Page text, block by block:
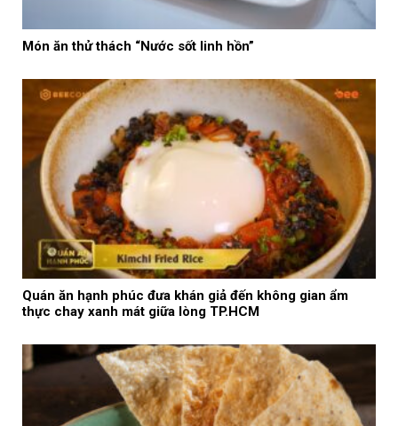
Món ăn thử thách “Nước sốt linh hồn”
Quán ăn hạnh phúc đưa khán giả đến không gian ẩm
thực chay xanh mát giữa lòng TP.HCM